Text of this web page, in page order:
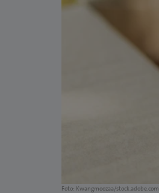
Foto: Kwangmoozaa/stock.adobe.com